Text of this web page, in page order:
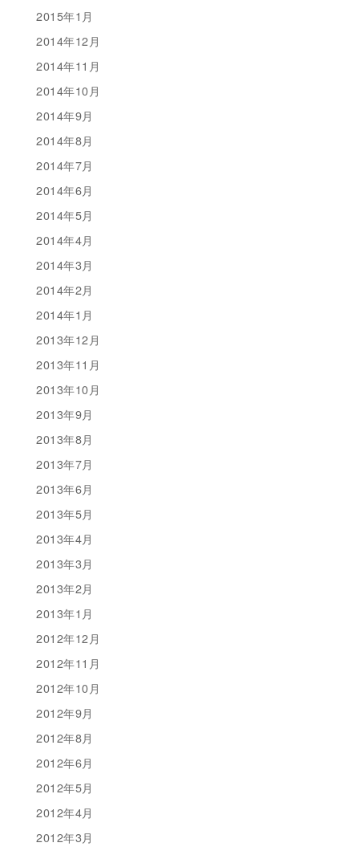
2015年1月
2014年12月
2014年11月
2014年10月
2014年9月
2014年8月
2014年7月
2014年6月
2014年5月
2014年4月
2014年3月
2014年2月
2014年1月
2013年12月
2013年11月
2013年10月
2013年9月
2013年8月
2013年7月
2013年6月
2013年5月
2013年4月
2013年3月
2013年2月
2013年1月
2012年12月
2012年11月
2012年10月
2012年9月
2012年8月
2012年6月
2012年5月
2012年4月
2012年3月